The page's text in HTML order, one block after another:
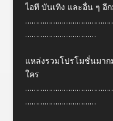
ไอที บันเทิง และอื่น ๆ อี
……………………………
แหล่งรวมโปรโมชั่นมา
ใคร
……………………………